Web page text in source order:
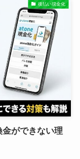
後払い現金化
ができない理